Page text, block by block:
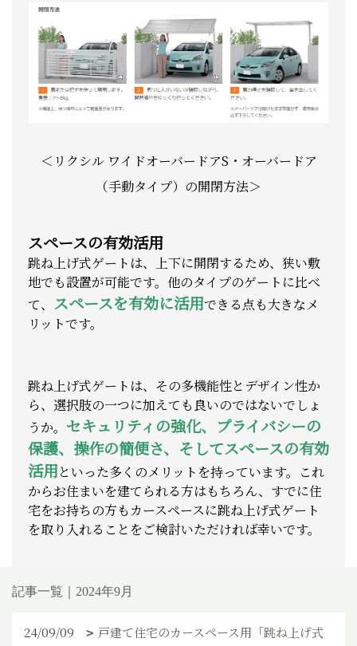
＜リクシル ワイドオーバードアS・オーバードア
（手動タイプ）の開閉方法＞
スペースの有効活用
跳ね上げ式ゲートは、上下に開閉するため、狭い敷
地でも設置が可能です。他のタイプのゲートに比べ
て、 スペースを有効に活用できる点も大きなメ
リットです。
跳ね上げ式ゲートは、その多機能性とデザイン性か
ら、選択肢の一つに加えても良いのではないでしょ
うか。 セキュリティの強化、プライバシーの
保護、操作の簡便さ、そしてスペースの有効
活用といった多くのメリットを持っています。これ
からお住まいを建てられる方はもちろん、すでに住
宅をお持ちの方もカースペースに跳ね上げ式ゲート
を取り入れることをご検討いただければ幸いです。
記事一覧｜2024年9月
24/09/09
戸建て住宅のカースペース用「跳ね上げ式